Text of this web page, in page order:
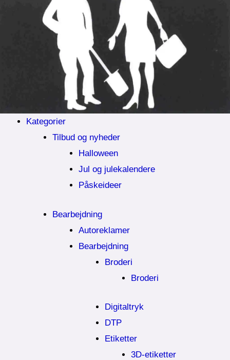
Kategorier
Tilbud og nyheder
Halloween
Jul og julekalendere
Påskeideer
Bearbejdning
Autoreklamer
Bearbejdning
Broderi
Broderi
Digitaltryk
DTP
Etiketter
3D-etiketter